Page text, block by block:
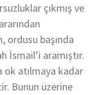
çıkmış ve
ordusu başında
İsmail’i aramıştır.
ok atılmaya kadar
Bunun üzerine